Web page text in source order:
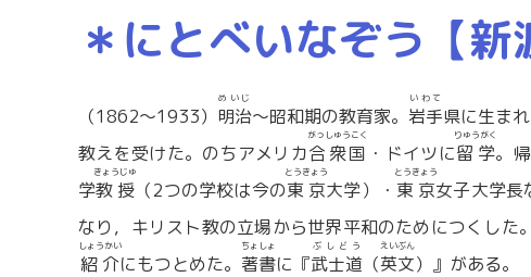
＊にとべいなぞう【新
（1862〜1933） 明治
めいじ
〜昭和期の教育家。 岩手
いわて
県に生まれ
教えを受けた。のちアメリカ合衆国
がっしゅうこく
・ドイツに留学
りゅうがく
。
学教授
きょうじゅ
（2つの学校は今の東京
とうきょう
大学）・ 東京
とうきょう
女子大学長
なり，キリスト教の立場から世界平和のためにつくした
紹介
しょうかい
にもつとめた。 著書
ちょしょ
に『武士道
ぶしどう
（英文
えいぶん
）』がある。